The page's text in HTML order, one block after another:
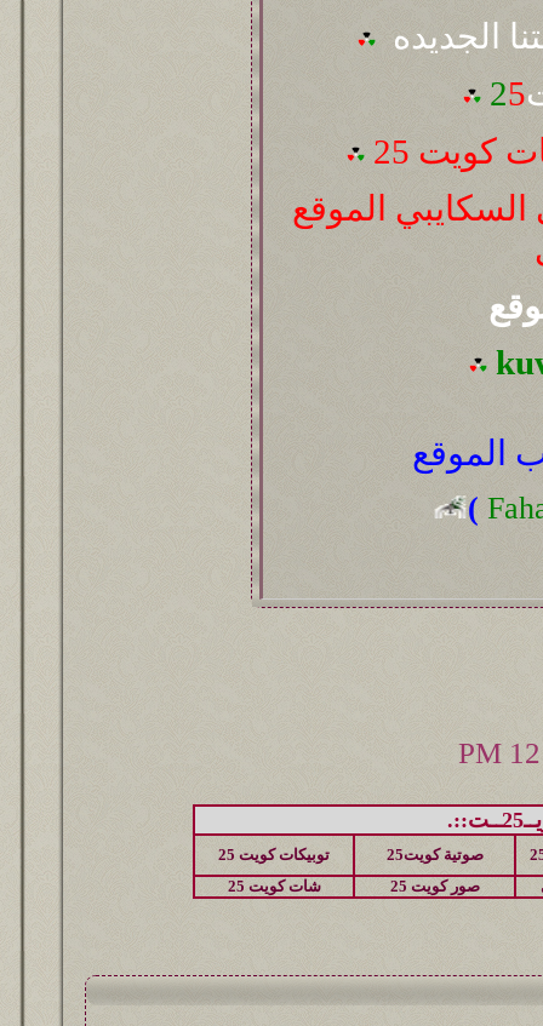
الجديده
25
كويت 25
الموقع
الموقع
(
صوتية كويت25
توبيكات كويت 25
صور كويت 25
شات كويت 25